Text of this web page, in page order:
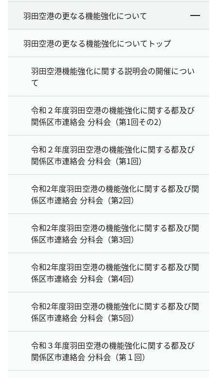
羽田空港の更なる機能強化について
羽田空港の更なる機能強化についてトップ
羽田空港機能強化に関する説明会の開催につい
て
令和２年度羽田空港の機能強化に関する都及び
関係区市連絡会 分科会（第1回その2）
令和２年度羽田空港の機能強化に関する都及び
関係区市連絡会 分科会（第1回）
令和2年度羽田空港の機能強化に関する都及び関
係区市連絡会 分科会（第2回）
令和2年度羽田空港の機能強化に関する都及び関
係区市連絡会 分科会（第3回）
令和2年度羽田空港の機能強化に関する都及び関
係区市連絡会 分科会（第4回）
令和2年度羽田空港の機能強化に関する都及び関
係区市連絡会 分科会（第5回）
令和３年度羽田空港の機能強化に関する都及び
関係区市連絡会 分科会（第１回）